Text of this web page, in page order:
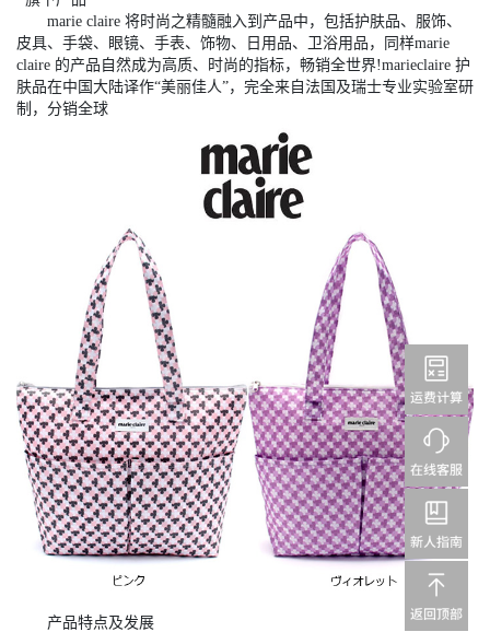
marie claire 将时尚之精髓融入到产品中，包括护肤品、服饰、
皮具、手袋、眼镜、手表、饰物、日用品、卫浴用品，同样marie
claire 的产品自然成为高质、时尚的指标，畅销全世界!marieclaire 护
肤品在中国大陆译作“美丽佳人”，完全来自法国及瑞士专业实验室研
制，分销全球
产品特点及发展